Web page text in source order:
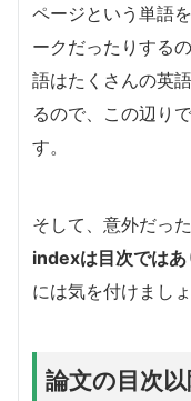
ページという単語
ークだったりする
語はたくさんの英
るので、この辺り
す。
そして、意外だっ
indexは目次ではあ
には気を付けましょ
論文の目次